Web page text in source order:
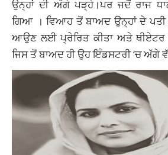
ਉਨ੍ਹਾਂ ਦੀ ਅੱਗੇ ਪੜ੍ਹੇ।ਪਰ ਜਦੋਂ ਰਾਜ
ਗਿਆ । ਵਿਆਹ ਤੋਂ ਬਾਅਦ ਉਨ੍ਹਾਂ ਦੇ
ਆਉਣ ਲਈ ਪ੍ਰੇਰਿਤ ਕੀਤਾ ਅਤੇ ਥੀਏਟਰ
ਜਿਸ ਤੋਂ ਬਾਅਦ ਹੀ ਉਹ ਇੰਡਸਟਰੀ ‘ਚ ਅੱਗੇ